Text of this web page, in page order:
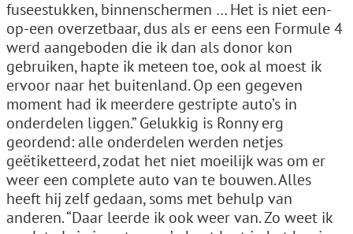
fuseestukken, binnenschermen … Het is niet een-
op-een overzetbaar, dus als er eens een Formule 4
werd aangeboden die ik dan als donor kon
gebruiken, hapte ik meteen toe, ook al moest ik
ervoor naar het buitenland. Op een gegeven
moment had ik meerdere gestripte auto’s in
onderdelen liggen.” Gelukkig is Ronny erg
geordend: alle onderdelen werden netjes
geëtiketteerd, zodat het niet moeilijk was om er
weer een complete auto van te bouwen. Alles
heeft hij zelf gedaan, soms met behulp van
anderen. “Daar leerde ik ook weer van. Zo weet ik